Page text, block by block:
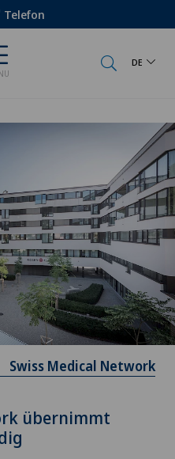
Telefon
DE
Swiss Medical Network
übernimmt